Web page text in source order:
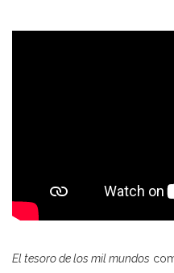
El tesoro de los mil mundos